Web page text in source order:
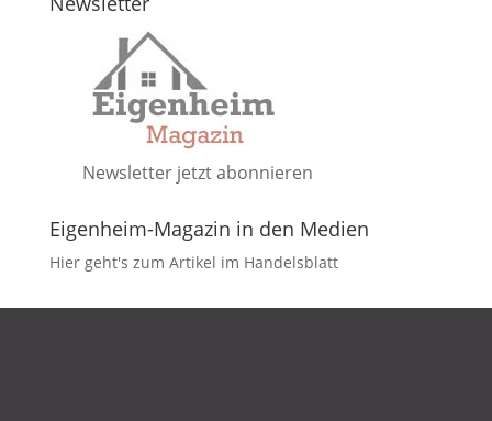
Newsletter jetzt abonnieren
Eigenheim-Magazin in den Medien
Hier geht's zum Artikel im Handelsblatt
DATENSCHUTZ